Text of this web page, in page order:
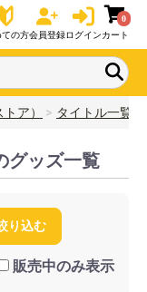
ての方会員登録ログイン
0
カート
ア） タイトル一覧
グッズ一覧
り込む
販売中のみ表示